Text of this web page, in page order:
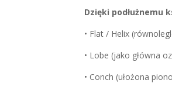
Dzięki podłużnemu
• Flat / Helix
• Lobe (jako główna
• Conch (ułożona